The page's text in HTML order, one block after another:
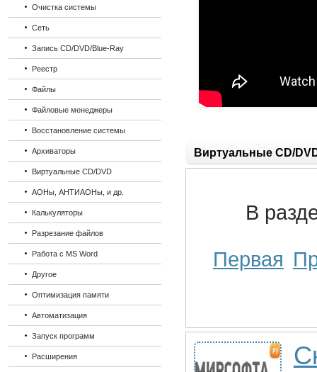
Очистка системы
Сеть
Запись CD/DVD/Blue-Ray
Реестр
Файлы
Файловые менеджеры
Восстановление системы
Архиваторы
Виртуальные CD/DVD
АОНы, АНТИАОНы, и др.
Калькуляторы
Разрезание файлов
Работа с MS Word
Другое
Оптимизация памяти
Автоматизация
Запуск программ
Расширения
Виртуальные CD/
В
Первая